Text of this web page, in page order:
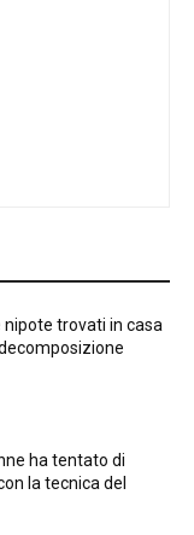
nipote trovati in casa
ha tentato di
la tecnica del